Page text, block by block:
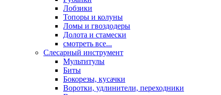
Лобзики
Топоры и колуны
Ломы и гвоздодеры
Долота и стамески
смотреть все...
Слесарный инструмент
Мультитулы
Биты
Бокорезы, кусачки
Воротки, удлинители, переходники